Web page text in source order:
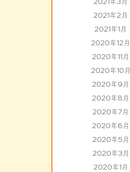
2021年2月
2021年1月
2020年12月
2020年11月
2020年10月
2020年9月
2020年8月
2020年7月
2020年6月
2020年5月
2020年3月
2020年1月